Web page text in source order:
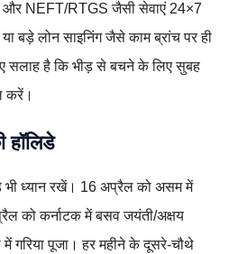
और NEFT/RTGS जैसी सेवाएं 24×7
बड़े लोन साइनिंग जैसे काम ब्रांच पर ही
सलाह है कि भीड़ से बचने के लिए सुबह
करें।
भी ध्यान रखें। 16 अप्रैल को असम में
को कर्नाटक में बसव जयंती/अक्षय
में गरिया पूजा। हर महीने के दूसरे-चौथे